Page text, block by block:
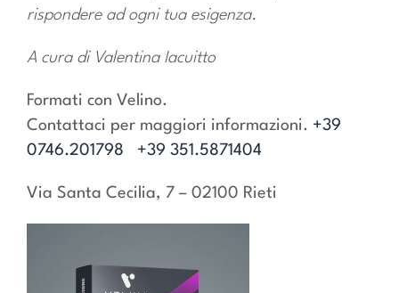
rispondere ad ogni tua esigenza.
A cura di Valentina Iacuitto
Formati con Velino.
Contattaci per maggiori informazioni. +39
0746.201798
+39 351.5871404
Via Santa Cecilia, 7 – 02100 Rieti